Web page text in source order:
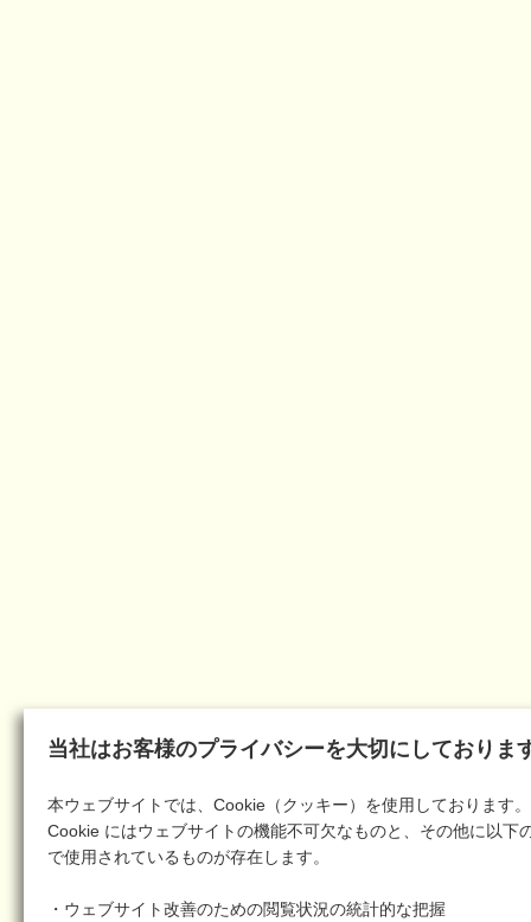
当社はお客様のプライバシーを大切にしておりま
本ウェブサイトでは、Cookie（クッキー）を使用しております。
Cookie にはウェブサイトの機能不可欠なものと、その他に以下
で使用されているものが存在します。
・ウェブサイト改善のための閲覧状況の統計的な把握